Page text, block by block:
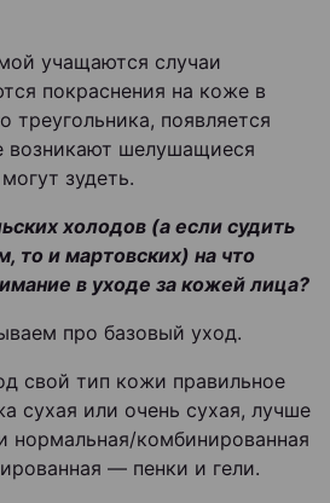
учащаются случаи
покраснения на коже в
треугольника, появляется
возникают шелушащиеся
зудеть.
холодов (а если судить
то и мартовских) на что
в уходе за кожей лица?
про базовый уход.
свой тип кожи правильное
сухая или очень сухая, лучше
нормальная/комбинированная
— пенки и гели.